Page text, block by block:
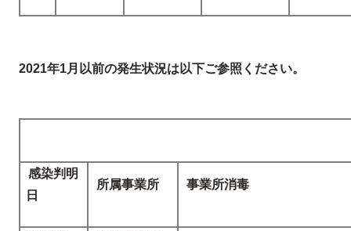
2021年1月以前の発生状況は以下ご参照ください。
感染判明
日
所属事業所 事業所消毒